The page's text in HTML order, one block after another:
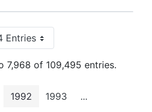
EntriesPer Page
7,968 of 109,495 entries.
Pages
Page
1992 Page
1993 ...Intermediate